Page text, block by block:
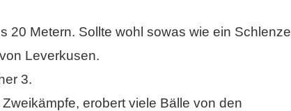
20 Metern. Sollte wohl sowas wie ein
Leverkusen.
3.
erobert viele Bälle von den